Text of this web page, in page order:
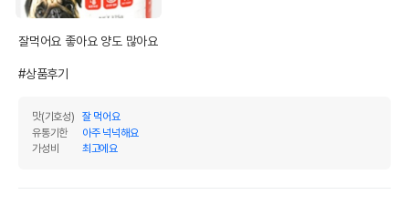
잘먹어요 좋아요 양도 많아요
#상품후기
맛(기호성)
잘 먹어요
유통기한
아주 넉넉해요
가성비
최고에요